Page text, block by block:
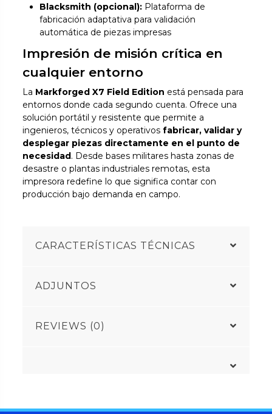
Blacksmith (opcional): Plataforma de
fabricación adaptativa para validación
automática de piezas impresas
Impresión de misión crítica en
cualquier entorno
La Markforged X7 Field Edition está pensada para
entornos donde cada segundo cuenta. Ofrece una
solución portátil y resistente que permite a
ingenieros, técnicos y operativosfabricar, validar y
desplegar piezas directamente en el punto de
necesidad. Desde bases militares hasta zonas de
desastre o plantas industriales remotas, esta
impresora redefine lo que significa contar con
producción bajo demanda en campo.
CARACTERÍSTICAS TÉCNICAS
ADJUNTOS
REVIEWS (0)